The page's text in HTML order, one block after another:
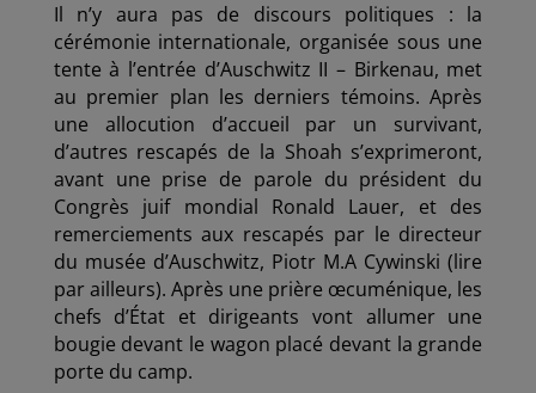
Il n’y aura pas de discours politiques : la
cérémonie internationale, organisée sous une
tente à l’entrée d’Auschwitz II – Birkenau, met
au premier plan les derniers témoins. Après
une allocution d’accueil par un survivant,
d’autres rescapés de la Shoah s’exprimeront,
avant une prise de parole du président du
Congrès juif mondial Ronald Lauer, et des
remerciements aux rescapés par le directeur
du musée d’Auschwitz, Piotr M.A Cywinski (lire
par ailleurs). Après une prière œcuménique, les
chefs d’État et dirigeants vont allumer une
bougie devant le wagon placé devant la grande
porte du camp.